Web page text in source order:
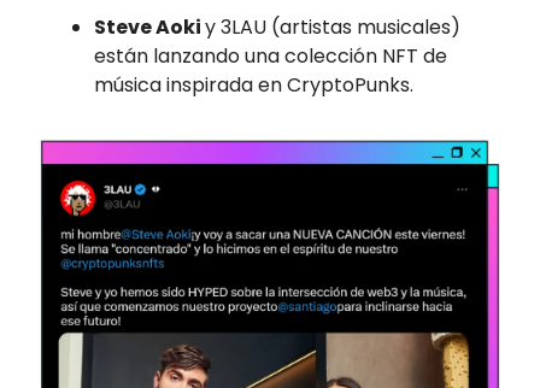
Steve Aokiy 3LAU (artistas musicales)
están lanzando una colección NFT de
música inspirada en CryptoPunks.